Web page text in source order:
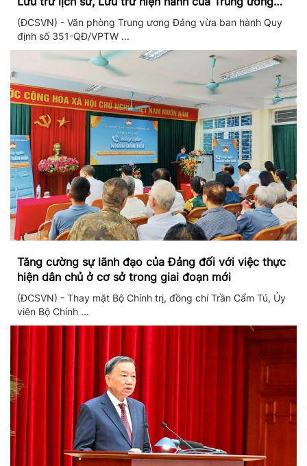
Đảng và Văn phòng Trung ương Đảng
(ĐCSVN) - Văn phòng Trung ương Đảng vừa ban hành Quy
định số 351-QĐ/VPTW ...
Tăng cường sự lãnh đạo của Đảng đối với việc thực
hiện dân chủ ở cơ sở trong giai đoạn mới
(ĐCSVN) - Thay mặt Bộ Chính trị, đồng chí Trần Cẩm Tú, Ủy
viên Bộ Chính ...